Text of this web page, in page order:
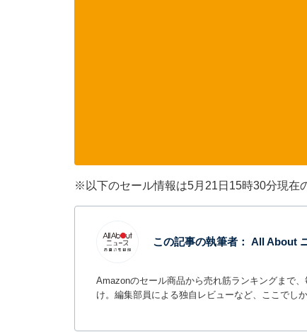
※以下のセール情報は5月21日15時30分現在
この記事の執筆者： All About
Amazonのセール商品から売れ筋ランキングまで
け。編集部員による独自レビューなど、ここでし